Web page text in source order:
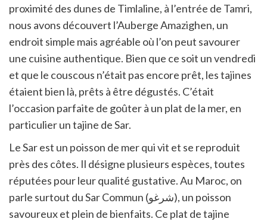
proximité des dunes de Timlaline, à l’entrée de Tamri,
nous avons découvert l’Auberge Amazighen, un
endroit simple mais agréable où l’on peut savourer
une cuisine authentique. Bien que ce soit un vendredi
et que le couscous n’était pas encore prêt, les tajines
étaient bien là, prêts à être dégustés. C’était
l’occasion parfaite de goûter à un plat de la mer, en
particulier un tajine de Sar.
Le Sar est un poisson de mer qui vit et se reproduit
près des côtes. Il désigne plusieurs espèces, toutes
réputées pour leur qualité gustative. Au Maroc, on
parle surtout du Sar Commun (شرغو), un poisson
savoureux et plein de bienfaits. Ce plat de tajine